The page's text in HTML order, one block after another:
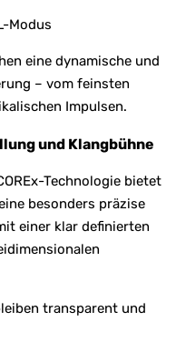
Modus
eine dynamische und
– vom feinsten
Impulsen.
und Klangbühne
Technologie bietet
besonders präzise
einer klar definierten
transparent und